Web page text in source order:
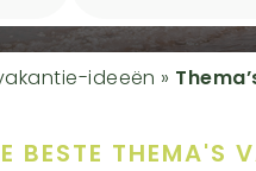
ideeën »
BESTE THEMA'S